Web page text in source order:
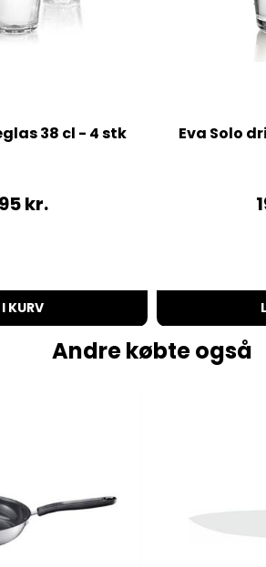
38 cl - 4 stk
kr.
KURV
Eva Solo
Andre købte også